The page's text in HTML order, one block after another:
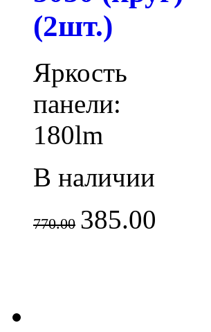
(2шт.)
Яркость
панели:
180lm
В наличии
770.00 385.00